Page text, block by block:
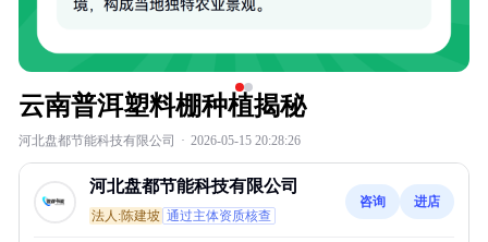
云南普洱塑料棚种植揭秘
河北盘都节能科技有限公司 · 2026-05-15 20:28:26
河北盘都节能科技有限公司
法人:陈建坡 通过主体资质核查
咨询 进店